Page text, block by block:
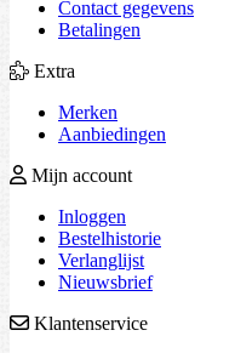
Contact gegevens
Betalingen
Extra
Merken
Aanbiedingen
Mijn account
Inloggen
Bestelhistorie
Verlanglijst
Nieuwsbrief
Klantenservice